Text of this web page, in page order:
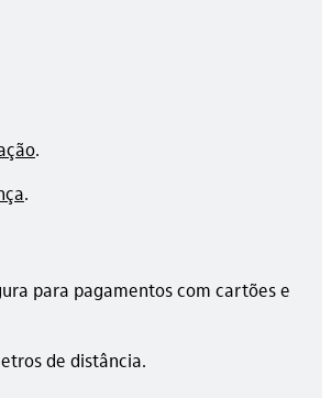
.
.
para pagamentos com cartões e
de distância.